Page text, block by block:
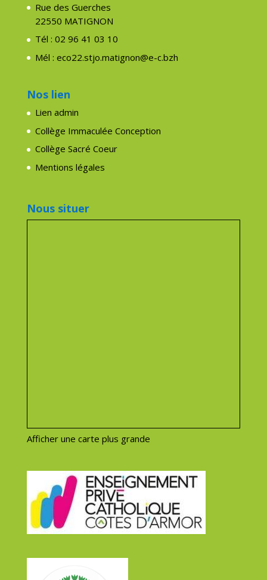
Rue des Guerches
22550 MATIGNON
Tél : 02 96 41 03 10
Mél : eco22.stjo.matignon@e-c.bzh
Nos lien
Lien admin
Collège Immaculée Conception
Collège Sacré Coeur
Mentions légales
Nous situer
Afficher une carte plus grande